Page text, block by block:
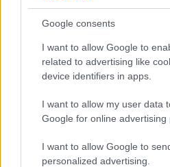
Google consents
I want to allow Google to
related to advertising like
device identifiers in apps.
I want to allow my user data
Google for online advertising
I want to allow Google to
personalized advertising.